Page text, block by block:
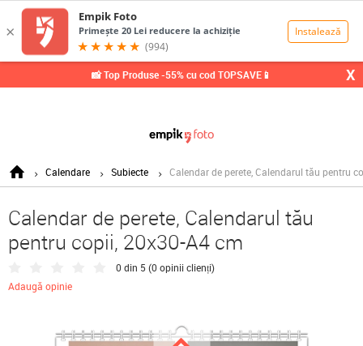
📸 Top Produse -55% cu cod TOPSAVE📱 X
Calendare Subiecte Calendar de perete, Calendarul tău pentru
Calendar de perete, Calendarul tău
pentru copii, 20x30-A4 cm
0 din 5 (0 opinii clienți)
Adaugă opinie